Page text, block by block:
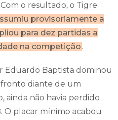
o resultado, o Tigre
provisoriamente a
para dez partidas a
na competição .
Eduardo Baptista dominou
diante de um
ainda não havia perdido
O placar mínimo acabou